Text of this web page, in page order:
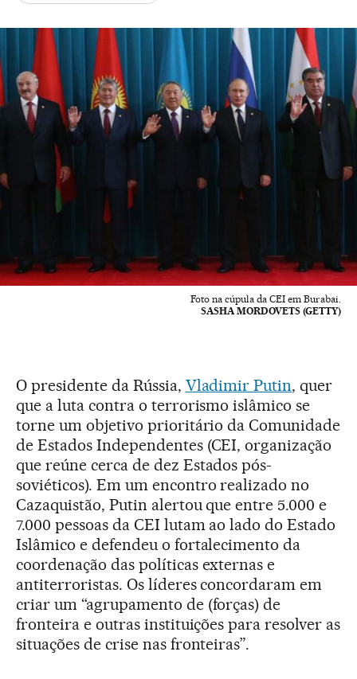
Foto na cúpula da CEI em Burabai.
SASHA MORDOVETS (GETTY)
O presidente da Rússia, Vladimir Putin, quer
que a luta contra o terrorismo islâmico se
torne um objetivo prioritário da Comunidade
de Estados Independentes (CEI, organização
que reúne cerca de dez Estados pós-
soviéticos). Em um encontro realizado no
Cazaquistão, Putin alertou que entre 5.000 e
7.000 pessoas da CEI lutam ao lado do Estado
Islâmico e defendeu o fortalecimento da
coordenação das políticas externas e
antiterroristas. Os líderes concordaram em
criar um “agrupamento de (forças) de
fronteira e outras instituições para resolver as
situações de crise nas fronteiras”.